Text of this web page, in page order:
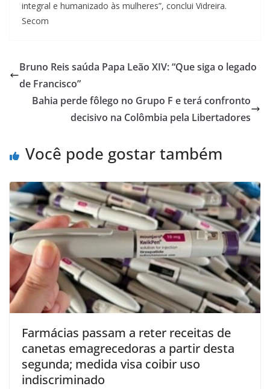
integral e humanizado às mulheres”, conclui Vidreira.
Secom
Bruno Reis saúda Papa Leão XIV: “Que siga o legado
de Francisco”
Bahia perde fôlego no Grupo F e terá confronto
decisivo na Colômbia pela Libertadores
Você pode gostar também
Farmácias passam a reter receitas de
canetas emagrecedoras a partir desta
segunda; medida visa coibir uso
indiscriminado